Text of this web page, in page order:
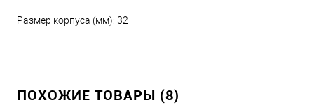
Размер корпуса (мм): 32
ПОХОЖИЕ ТОВАРЫ (8)